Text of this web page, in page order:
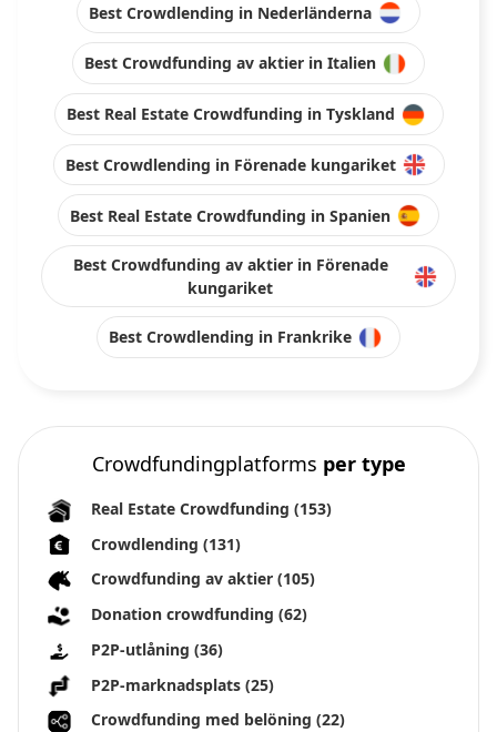
Best Crowdlending in Nederländerna
Best Crowdfunding av aktier in Italien
Best Real Estate Crowdfunding in Tyskland
Best Crowdlending in Förenade kungariket
Best Real Estate Crowdfunding in Spanien
Best Crowdfunding av aktier in Förenade
kungariket
Best Crowdlending in Frankrike
Crowdfundingplatforms per type
Real Estate Crowdfunding (153)
Crowdlending (131)
Crowdfunding av aktier (105)
Donation crowdfunding (62)
P2P-utlåning (36)
P2P-marknadsplats (25)
Crowdfunding med belöning (22)